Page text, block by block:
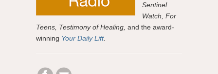
Sentinel
Watch, For
Teens, Testimony of Healing, and the award-
winning Your Daily Lift.